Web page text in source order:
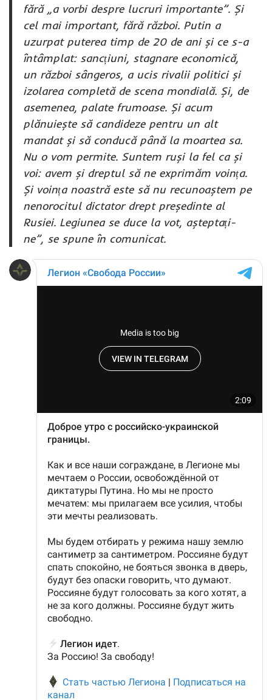
fără „a vorbi despre lucruri importante”. Și
cel mai important, fără război. Putin a
uzurpat puterea timp de 20 de ani și ce s-a
întâmplat: sancțiuni, stagnare economică,
un război sângeros, a ucis rivalii politici și
izolarea completă de scena mondială. Și, de
asemenea, palate frumoase. Și acum
plănuiește să candideze pentru un alt
mandat și să conducă până la moartea sa.
Nu o vom permite. Suntem ruși la fel ca și
voi: avem și dreptul să ne exprimăm voința.
Și voința noastră este să nu recunoaștem pe
nenorocitul dictator drept președinte al
Rusiei. Legiunea se duce la vot, așteptați-
ne”, se spune în comunicat.